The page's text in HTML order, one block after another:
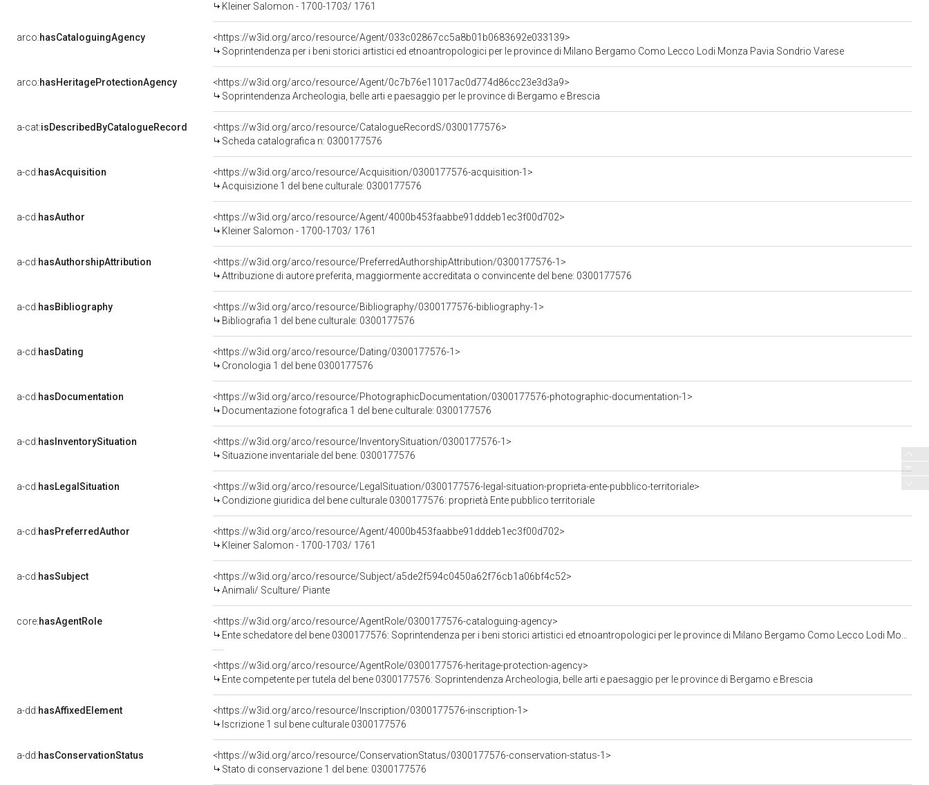
Kleiner Salomon - 1700-1703/ 1761
arco:hasCataloguingAgency
<https://w3id.org/arco/resource/Agent/033c02867cc5a8b01b0683692e033139>
Soprintendenza per i beni storici artistici ed etnoantropologici per le province di Milano Bergamo Como Lecco Lodi Monza Pavia Sondrio Varese
arco:hasHeritageProtectionAgency
<https://w3id.org/arco/resource/Agent/0c7b76e11017ac0d774d86cc23e3d3a9>
Soprintendenza Archeologia, belle arti e paesaggio per le province di Bergamo e Brescia
a-cat:isDescribedByCatalogueRecord
<https://w3id.org/arco/resource/CatalogueRecordS/0300177576>
Scheda catalografica n: 0300177576
a-cd:hasAcquisition
<https://w3id.org/arco/resource/Acquisition/0300177576-acquisition-1>
Acquisizione 1 del bene culturale: 0300177576
a-cd:hasAuthor
<https://w3id.org/arco/resource/Agent/4000b453faabbe91dddeb1ec3f00d702>
Kleiner Salomon - 1700-1703/ 1761
a-cd:hasAuthorshipAttribution
<https://w3id.org/arco/resource/PreferredAuthorshipAttribution/0300177576-1>
Attribuzione di autore preferita, maggiormente accreditata o convincente del bene: 0300177576
a-cd:hasBibliography
<https://w3id.org/arco/resource/Bibliography/0300177576-bibliography-1>
Bibliografia 1 del bene culturale: 0300177576
a-cd:hasDating
<https://w3id.org/arco/resource/Dating/0300177576-1>
Cronologia 1 del bene 0300177576
a-cd:hasDocumentation
<https://w3id.org/arco/resource/PhotographicDocumentation/0300177576-photographic-documentation-1>
Documentazione fotografica 1 del bene culturale: 0300177576
a-cd:hasInventorySituation
<https://w3id.org/arco/resource/InventorySituation/0300177576-1>
Situazione inventariale del bene: 0300177576
a-cd:hasLegalSituation
<https://w3id.org/arco/resource/LegalSituation/0300177576-legal-situation-proprieta-ente-pubblico-territoriale>
Condizione giuridica del bene culturale 0300177576: proprietà Ente pubblico territoriale
a-cd:hasPreferredAuthor
<https://w3id.org/arco/resource/Agent/4000b453faabbe91dddeb1ec3f00d702>
Kleiner Salomon - 1700-1703/ 1761
a-cd:hasSubject
<https://w3id.org/arco/resource/Subject/a5de2f594c0450a62f76cb1a06bf4c52>
Animali/ Sculture/ Piante
core:hasAgentRole
<https://w3id.org/arco/resource/AgentRole/0300177576-cataloguing-agency>
Ente schedatore del bene 0300177576: Soprintendenza per i beni storici artistici ed etnoantropologici per le province di Milano Bergamo Como Lecco Lodi Monza Pavia Sondrio Varese
<https://w3id.org/arco/resource/AgentRole/0300177576-heritage-protection-agency>
Ente competente per tutela del bene 0300177576: Soprintendenza Archeologia, belle arti e paesaggio per le province di Bergamo e Brescia
a-dd:hasAffixedElement
<https://w3id.org/arco/resource/Inscription/0300177576-inscription-1>
Iscrizione 1 sul bene culturale 0300177576
a-dd:hasConservationStatus
<https://w3id.org/arco/resource/ConservationStatus/0300177576-conservation-status-1>
Stato di conservazione 1 del bene: 0300177576